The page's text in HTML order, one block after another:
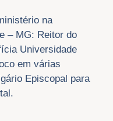
na
– MG: Reitor do
Universidade
em várias
Episcopal para